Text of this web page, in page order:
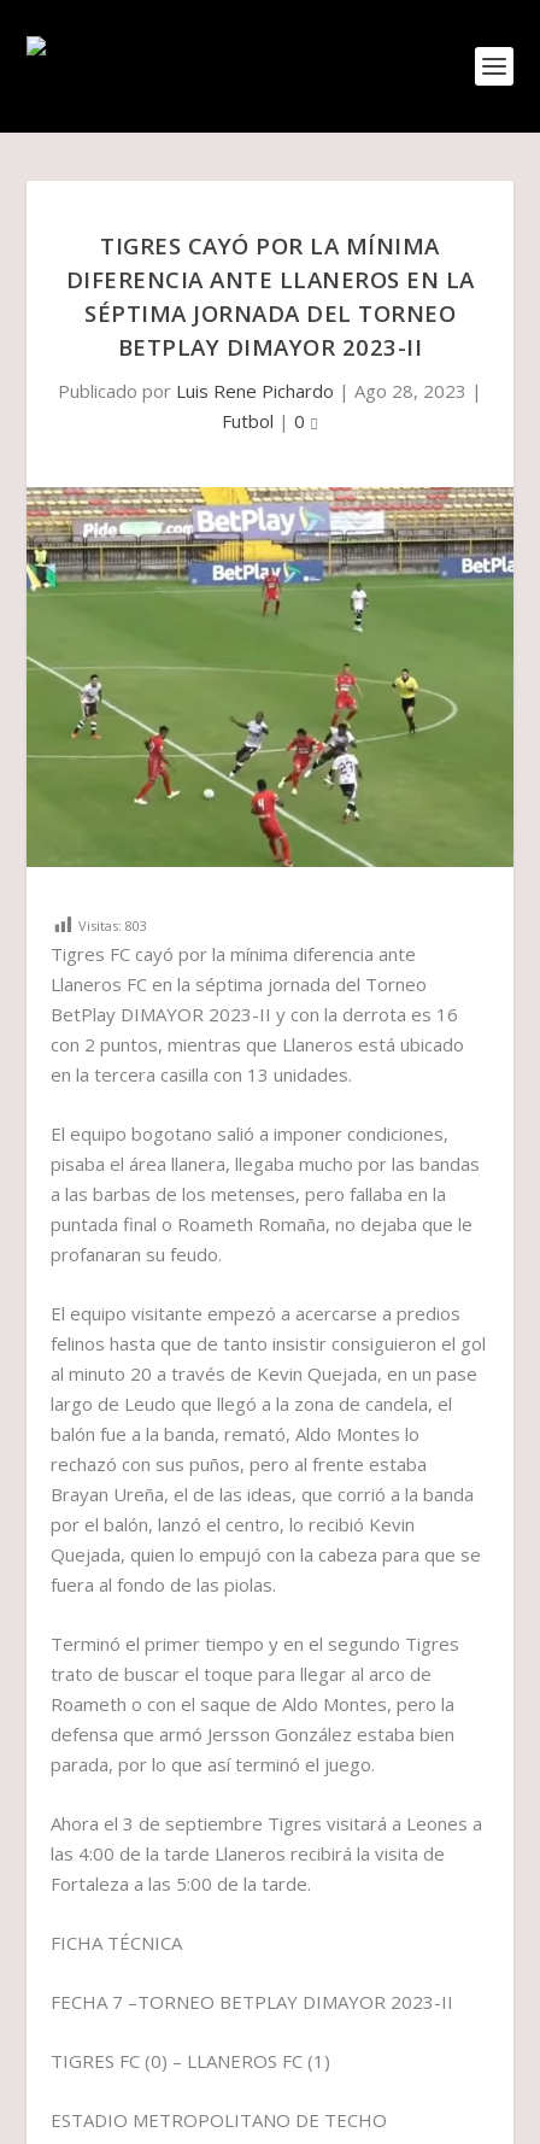
TIGRES CAYÓ POR LA MÍNIMA
DIFERENCIA ANTE LLANEROS EN LA
SÉPTIMA JORNADA DEL TORNEO
BETPLAY DIMAYOR 2023-II
Publicado por Luis Rene Pichardo | Ago 28, 2023 |
Futbol | 0
Visitas: 803
Tigres FC cayó por la mínima diferencia ante
Llaneros FC en la séptima jornada del Torneo
BetPlay DIMAYOR 2023-II y con la derrota es 16
con 2 puntos, mientras que Llaneros está ubicado
en la tercera casilla con 13 unidades.
El equipo bogotano salió a imponer condiciones,
pisaba el área llanera, llegaba mucho por las bandas
a las barbas de los metenses, pero fallaba en la
puntada final o Roameth Romaña, no dejaba que le
profanaran su feudo.
El equipo visitante empezó a acercarse a predios
felinos hasta que de tanto insistir consiguieron el gol
al minuto 20 a través de Kevin Quejada, en un pase
largo de Leudo que llegó a la zona de candela, el
balón fue a la banda, remató, Aldo Montes lo
rechazó con sus puños, pero al frente estaba
Brayan Ureña, el de las ideas, que corrió a la banda
por el balón, lanzó el centro, lo recibió Kevin
Quejada, quien lo empujó con la cabeza para que se
fuera al fondo de las piolas.
Terminó el primer tiempo y en el segundo Tigres
trato de buscar el toque para llegar al arco de
Roameth o con el saque de Aldo Montes, pero la
defensa que armó Jersson González estaba bien
parada, por lo que así terminó el juego.
Ahora el 3 de septiembre Tigres visitará a Leones a
las 4:00 de la tarde Llaneros recibirá la visita de
Fortaleza a las 5:00 de la tarde.
FICHA TÉCNICA
FECHA 7 –TORNEO BETPLAY DIMAYOR 2023-II
TIGRES FC (0) – LLANEROS FC (1)
ESTADIO METROPOLITANO DE TECHO